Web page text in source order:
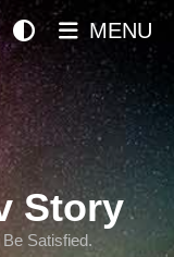
Story
Satisfied.
MENU